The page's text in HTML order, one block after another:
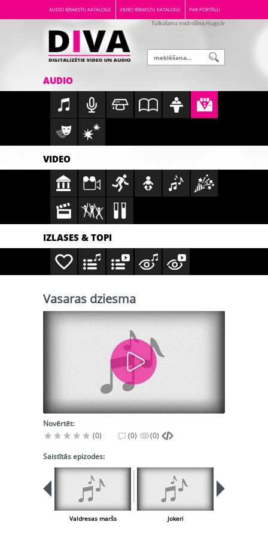
AUDIO IERAKSTU KATALOGS VIDEO IERAKSTU KATALOGS PAR PORTĀLU
Tulkošanu nodrošina Hugo.lv
AUDIO
VIDEO
IZLASES & TOPI
Vasaras dziesma
Novērtēt:
(0)
(0) (0)
Saistītās epizodes:
Valdresas maršs Jokeri